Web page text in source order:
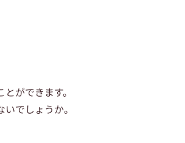
ができます。
でしょうか。